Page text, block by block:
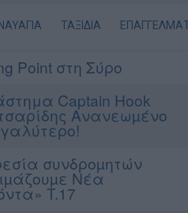
SHOW 2025
ΝΑΥΑΓΙΑ ΤΑΞΙΔΙΑ
Point στη Σύρο
Captain Hook
Ανανεωµένο
συνδροµητών
Νέα
T.17